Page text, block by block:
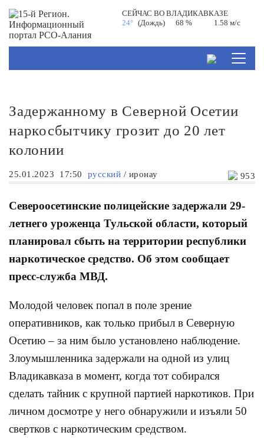
СЕЙЧАС ВОВЛАДИКАВКАЗЕ
24° (Дождь) 68 % 1.58 м/с
Задержанному в Северной Осетии
наркосбытчику грозит до 20 лет
колонии
25.01.2023 17:50 русский / иронау 953
Североосетинские полицейские задержали 29-
летнего уроженца Тульской области, который
планировал сбыть на территории республики
наркотическое средство. Об этом сообщает
пресс-служба МВД.
Молодой человек попал в поле зрение
оперативников, как только прибыл в Северную
Осетию – за ним было установлено наблюдение.
Злоумышленника задержали на одной из улиц
Владикавказа в момент, когда тот собирался
сделать тайник с крупной партией наркотиков. При
личном досмотре у него обнаружили и изъяли 50
свертков с наркотическим средством.